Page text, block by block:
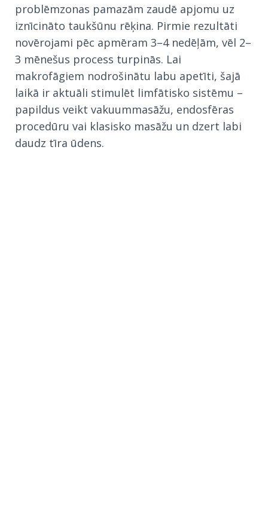
problēmzonas pamazām zaudē apjomu uz
iznīcināto taukšūnu rēķina. Pirmie rezultāti
novērojami pēc apmēram 3–4 nedēļām, vēl 2–
3 mēnešus process turpinās. Lai
makrofāgiem nodrošinātu labu apetīti, šajā
laikā ir aktuāli stimulēt limfātisko sistēmu –
papildus veikt vakuummasāžu, endosfēras
procedūru vai klasisko masāžu un dzert labi
daudz tīra ūdens.